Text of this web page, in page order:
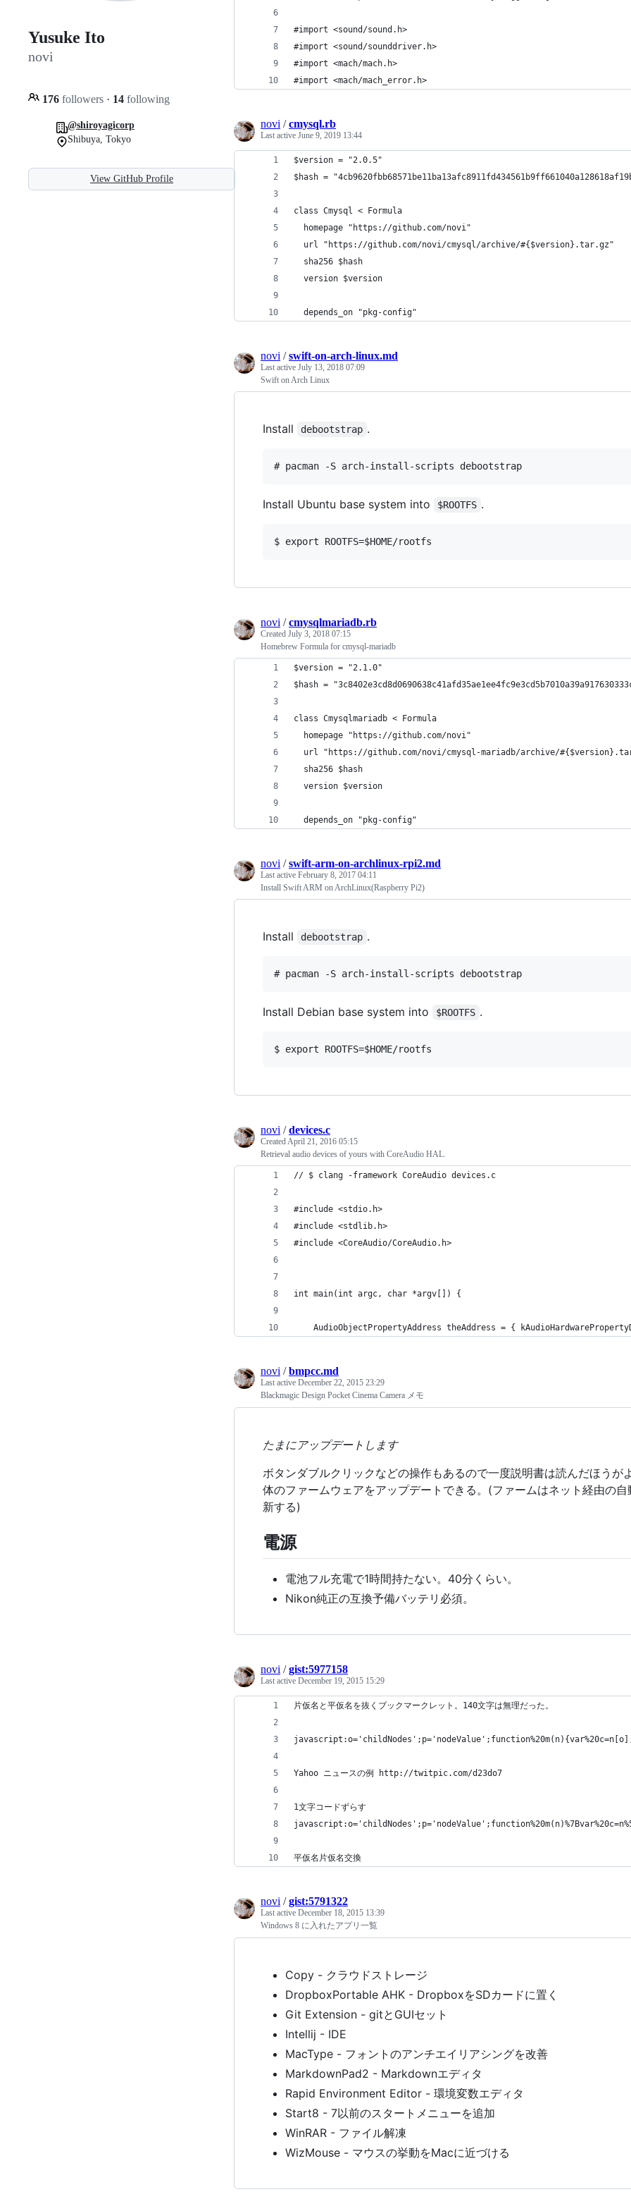
Yusuke Ito
novi
176 followers · 14 following
@shiroyagicorp
Shibuya, Tokyo
View GitHub Profile
#import <sound/sound.h>
#import <sound/sounddriver.h>
#import <mach/mach.h>
#import <mach/mach_error.h>
novi /cmysql.rb
Last active June 9, 2019 13:44
$version = "2.0.5"
$hash =
class Cmysql < Formula
  homepage "https://github.com/novi"
  url "https://github.com/novi/cmysql/archive/#{$version}.tar.gz"
  sha256 $hash
  version $version
  depends_on "pkg-config"
novi /swift-on-arch-linux.md
Last active July 13, 2018 07:09
Swift on Arch Linux
Install debootstrap .
Install Ubuntu base system into $ROOTFS .
novi /cmysqlmariadb.rb
Created July 3, 2018 07:15
Homebrew Formula for cmysql-mariadb
$version = "2.1.0"
$hash =
class Cmysqlmariadb < Formula
  homepage "https://github.com/novi"
url "https://github.com/novi/cmysql-mariadb/archive/
  sha256 $hash
  version $version
  depends_on "pkg-config"
novi /swift-arm-on-archlinux-rpi2.md
Last active February 8, 2017 04:11
Install Swift ARM on ArchLinux(Raspberry Pi2)
Install debootstrap .
Install Debian base system into $ROOTFS .
novi /devices.c
CreatedApril 21, 2016 05:15
Retrieval audio devices of yours with CoreAudio HAL.
// $ clang -framework CoreAudio devices.c
#include <stdio.h>
#include <stdlib.h>
#include <CoreAudio/CoreAudio.h>
int main(int argc, char *argv[]) {
AudioObjectPropertyAddress theAddress = {
novi /bmpcc.md
Last active December 22, 2015 23:29
Blackmagic Design Pocket Cinema Camera メモ
たまにアップデートします
ボタンダブルクリックなどの操作もあるので一度説明書は読んだほう
体のファームウェアをアップデートできる。(ファームはネット経由の
新する)
電源
電池フル充電で1時間持たない。40分くらい。
Nikon純正の互換予備バッテリ必須。
novi /gist:5977158
Last active December 19, 2015 15:29
片仮名と平仮名を抜くブックマークレット。140文字は無理だった。
Yahoo ニュースの例 http://twitpic.com/d23do7
1文字コードずらす
平仮名片仮名交換
novi /gist:5791322
Last active December 18, 2015 13:39
Windows 8 に入れたアプリ一覧
Copy - クラウドストレージ
DropboxPortable AHK - DropboxをSDカードに置く
Git Extension - gitとGUIセット
Intellij - IDE
MacType - フォントのアンチエイリアシングを改善
MarkdownPad2 - Markdownエディタ
Rapid Environment Editor - 環境変数エディタ
Start8 - 7以前のスタートメニューを追加
WinRAR - ファイル解凍
WizMouse - マウスの挙動をMacに近づける